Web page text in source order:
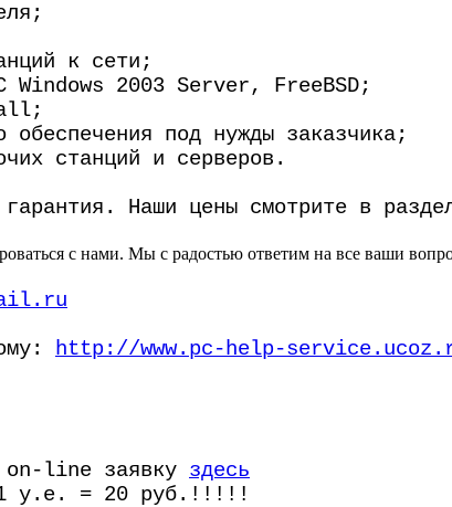
к сети;
Windows 2003 Server, FreeBSD;
обеспечения под нужды заказчика;
станций и серверов.
Наши цены смотрите в
с нами. Мы с радостью ответим на все ваши
http://www.pc-help-
on-line заявку здесь
1 у.е. = 20 руб.!!!!!